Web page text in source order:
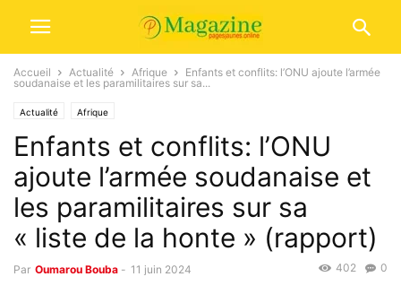
Accueil Actualité Afrique
Enfants et conflits: l’ONU ajoute l’armée
soudanaise et les paramilitaires sur sa...
Actualité Afrique
Enfants et conflits: l’ONU
ajoute l’armée soudanaise et
les paramilitaires sur sa
« liste de la honte » (rapport)
Par Oumarou Bouba - 11 juin 2024 0
402